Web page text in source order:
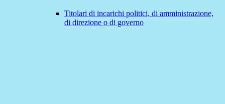
Titolari di incarichi politici, di amministrazione,
di direzione o di governo